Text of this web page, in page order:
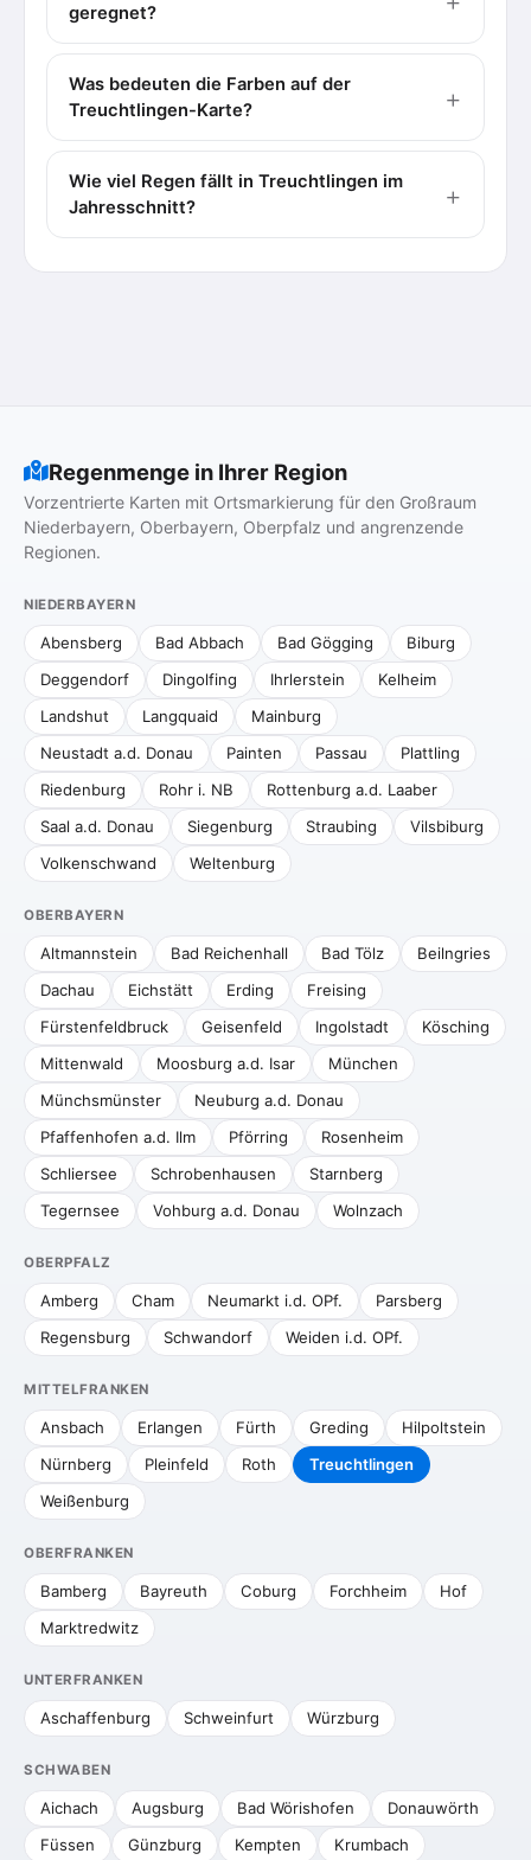
geregnet?
Was bedeuten die Farben auf der
Treuchtlingen-Karte?
Wie viel Regen fällt in Treuchtlingen im
Jahresschnitt?
Regenmenge in Ihrer Region
Vorzentrierte Karten mit Ortsmarkierung für den Großraum
Niederbayern, Oberbayern, Oberpfalz und angrenzende
Regionen.
NIEDERBAYERN
Abensberg Bad Abbach Bad Gögging
Biburg
Deggendorf
Dingolfing Ihrlerstein
Kelheim
Landshut
Langquaid
Mainburg
Neustadt a.d. Donau
Painten Passau
Plattling
Riedenburg
Rohr i. NB
Rottenburg a.d. Laaber
Saal a.d. Donau
Siegenburg Straubing
Vilsbiburg
Volkenschwand
Weltenburg
OBERBAYERN
Altmannstein Bad Reichenhall Bad Tölz
Beilngries
Dachau
Eichstätt Erding
Freising
Fürstenfeldbruck
Geisenfeld Ingolstadt
Kösching
Mittenwald
Moosburg a.d. Isar
München
Münchsmünster
Neuburg a.d. Donau
Pfaffenhofen a.d. Ilm
Pförring
Rosenheim
Schliersee
Schrobenhausen
Starnberg
Tegernsee
Vohburg a.d. Donau Wolnzach
OBERPFALZ
Amberg Cham Neumarkt i.d. OPf.
Parsberg
Regensburg
Schwandorf Weiden i.d. OPf.
MITTELFRANKEN
Ansbach Erlangen Fürth Greding
Hilpoltstein
Nürnberg
Pleinfeld Roth
Treuchtlingen
Weißenburg
OBERFRANKEN
Bamberg Bayreuth Coburg Forchheim
Hof
Marktredwitz
UNTERFRANKEN
Aschaffenburg Schweinfurt Würzburg
SCHWABEN
Aichach Augsburg Bad Wörishofen
Donauwörth
Füssen
Günzburg Kempten Krumbach